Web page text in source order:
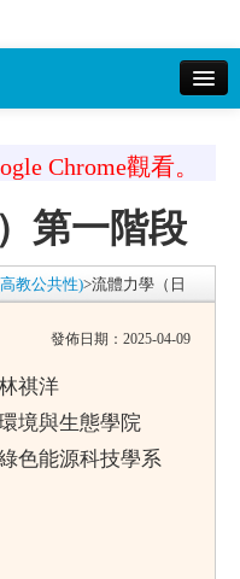
登入
Chrome觀看。
第一階段
教公共性)>流體力學（日
發佈日期：2025-04-09
祺洋
境與生態學院
色能源科技學系